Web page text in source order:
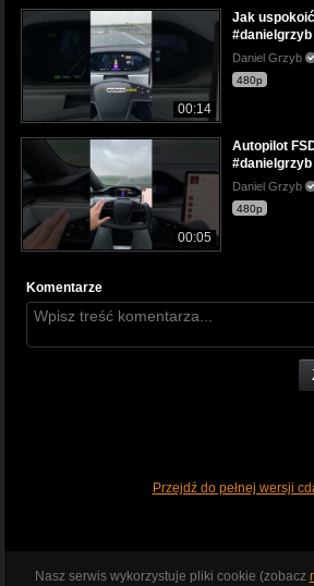
00:14
Jak
Daniel Grzyb
480p
00:05
Autopilot
Daniel Grzyb
480p
Komentarze
Przejdź do pełnej wersji
Nasz serwis wykorzystuje pliki cookie (zobacz